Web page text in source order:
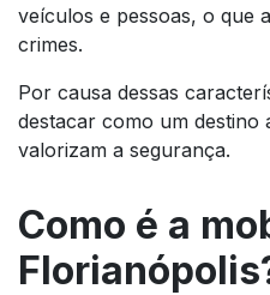
veículos e pessoas, o que
crimes.
Por causa dessas
destacar como um destino
valorizam a segurança.
Como é a